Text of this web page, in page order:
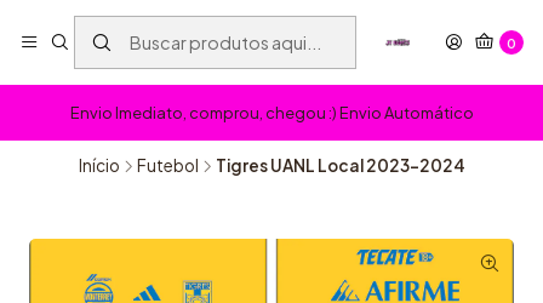
0
Envio Imediato, comprou, chegou :) Envio Automático
Início Futebol Tigres UANL Local 2023-2024